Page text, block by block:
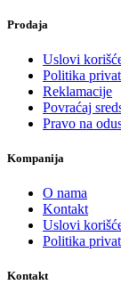
Prodaja
Uslovi
Politika
Reklamacije
Povraćaj
Pravo na
Kompanija
O nama
Kontakt
Uslovi
Politika
Kontakt